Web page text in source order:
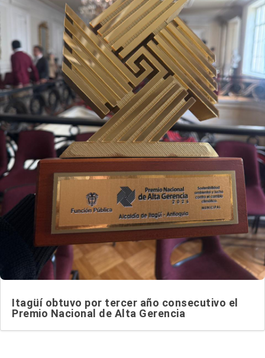
Itagüí obtuvo por tercer año consecutivo el
Premio Nacional de Alta Gerencia